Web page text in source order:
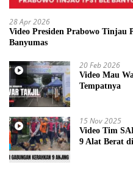
28 Apr 2026
Video Presiden Prabowo Tinjau
Banyumas
20 Feb 2026
Video Mau
Tempatnya
15 Nov 2025
Video Tim
9 Alat Berat